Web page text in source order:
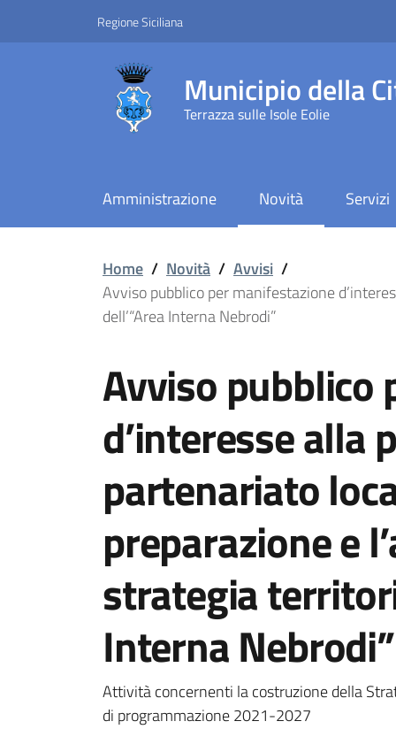
Regione Siciliana
Municipio della
Terrazza sulle Isole Eolie
Amministrazione Novità Servizi
Avviso pubblico per
Home / Novità / Avvisi /
Avviso pubblico per manifestazione
dell’“Area Interna Nebrodi”
Avviso pubblico
d’interesse alla
partenariato
preparazione e
strategia
Interna Nebrodi”
Attività concernenti la costruzione della
di programmazione 2021-2027